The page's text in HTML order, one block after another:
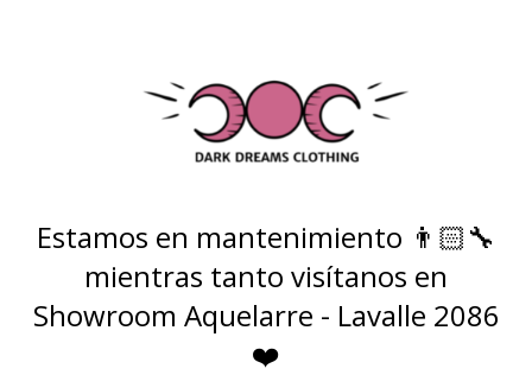
Estamos en mantenimiento 👨🏻‍🔧
mientras tanto visítanos en
Showroom Aquelarre - Lavalle 2086
❤️